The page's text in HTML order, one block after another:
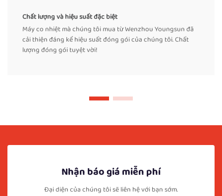
Chất lượng và hiệu suất đặc biệt
Máy co nhiệt mà chúng tôi mua từ Wenzhou Youngsun đã
cải thiện đáng kể hiệu suất đóng gói của chúng tôi. Chất
lượng đóng gói tuyệt vời!
Nhận báo giá miễn phí
Đại diện của chúng tôi sẽ liên hệ với bạn sớm.